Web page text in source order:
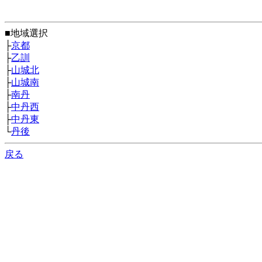
■地域選択
├京都
├乙訓
├山城北
├山城南
├南丹
├中丹西
├中丹東
└丹後
戻る